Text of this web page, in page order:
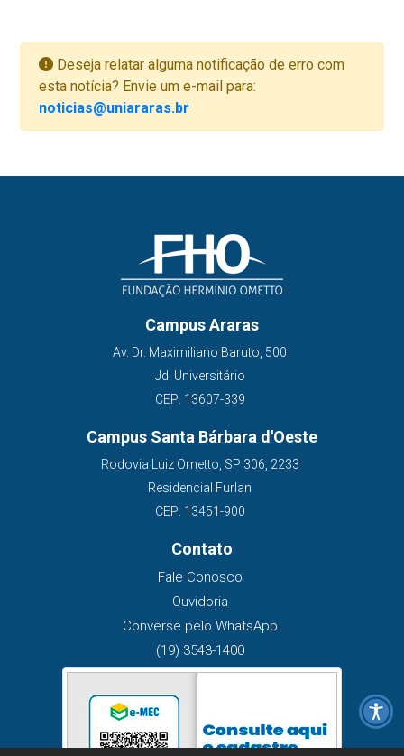
Deseja relatar alguma notificação de erro com
esta notícia? Envie um e-mail para:
noticias@uniararas.br
Campus Araras
Av. Dr. Maximiliano Baruto, 500
Jd. Universitário
CEP: 13607-339
Campus Santa Bárbara d'Oeste
Rodovia Luiz Ometto, SP 306, 2233
Residencial Furlan
CEP: 13451-900
Contato
Fale Conosco
Ouvidoria
Converse pelo WhatsApp
(19) 3543-1400